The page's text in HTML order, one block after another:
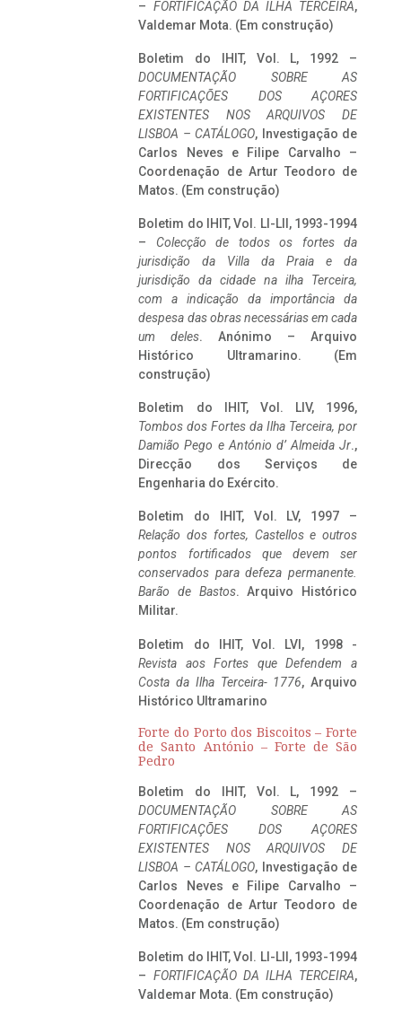
– FORTIFICAÇÃO DA ILHA TERCEIRA,
Valdemar Mota. (Em construção)
Boletim do IHIT, Vol. L, 1992 –
DOCUMENTAÇÃO SOBRE AS
FORTIFICAÇÕES DOS AÇORES
EXISTENTES NOS ARQUIVOS DE
LISBOA – CATÁLOGO, Investigação de
Carlos Neves e Filipe Carvalho –
Coordenação de Artur Teodoro de
Matos. (Em construção)
Boletim do IHIT, Vol. LI-LII, 1993-1994
– Colecção de todos os fortes da
jurisdição da Villa da Praia e da
jurisdição da cidade na ilha Terceira,
com a indicação da importância da
despesa das obras necessárias em cada
um deles. Anónimo – Arquivo
Histórico Ultramarino. (Em
construção)
Boletim do IHIT, Vol. LIV, 1996,
Tombos dos Fortes da Ilha Terceira, por
Damião Pego e António d’ Almeida Jr.,
Direcção dos Serviços de
Engenharia do Exército.
Boletim do IHIT, Vol. LV, 1997 –
Relação dos fortes, Castellos e outros
pontos fortificados que devem ser
conservados para defeza permanente.
Barão de Bastos. Arquivo Histórico
Militar.
Boletim do IHIT, Vol. LVI, 1998 -
Revista aos Fortes que Defendem a
Costa da Ilha Terceira- 1776, Arquivo
Histórico Ultramarino
Forte do Porto dos Biscoitos – Forte
de Santo António – Forte de São
Pedro
Boletim do IHIT, Vol. L, 1992 –
DOCUMENTAÇÃO SOBRE AS
FORTIFICAÇÕES DOS AÇORES
EXISTENTES NOS ARQUIVOS DE
LISBOA – CATÁLOGO, Investigação de
Carlos Neves e Filipe Carvalho –
Coordenação de Artur Teodoro de
Matos. (Em construção)
Boletim do IHIT, Vol. LI-LII, 1993-1994
– FORTIFICAÇÃO DA ILHA TERCEIRA,
Valdemar Mota. (Em construção)